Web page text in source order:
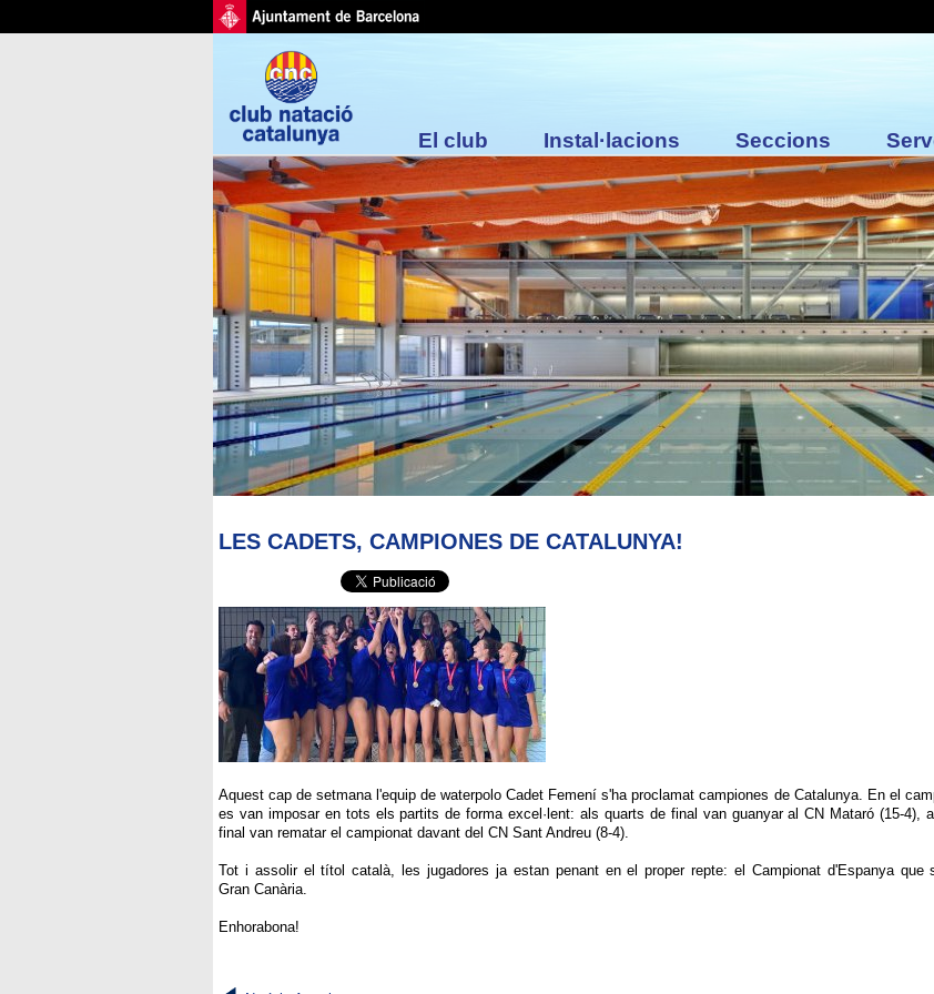
El club Instal·lacions Seccions
LES CADETS, CAMPIONES DE CATALUNYA!
Aquest cap de setmana l'equip de waterpolo Cadet Femení s'ha proclamat campiones de Catalunya. En el
es van imposar en tots els partits de formaexcel·lent: als quarts de final van guanyar alCN Mataró (15-4),
final van rematar el campionat davant del CN Sant Andreu (8-4).
Tot i assolirel títol català, les jugadores ja estan penant en el proper repte: el Campionat d'Espanya
Gran Canària.
Enhorabona!